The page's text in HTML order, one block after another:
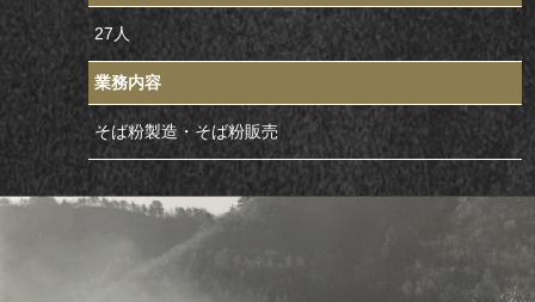
27人
業務内容
そば粉製造・そば粉販売